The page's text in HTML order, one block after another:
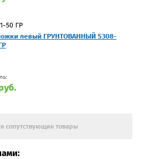
50 ГР
левый ГРУНТОВАННЫЙ 5308-
сопутствующие товары